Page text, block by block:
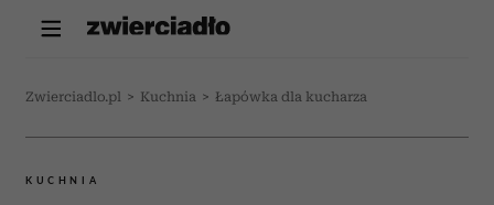
Zwierciadlo.pl > Kuchnia > Łapówka dla kucharza
KUCHNIA